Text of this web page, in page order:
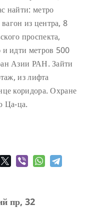
найти: метро
из центра, 8
проспекта,
и идти метров 500
Азии РАН. Зайти
из лифта
коридора. Охране
Ца-ца.
пр, 32